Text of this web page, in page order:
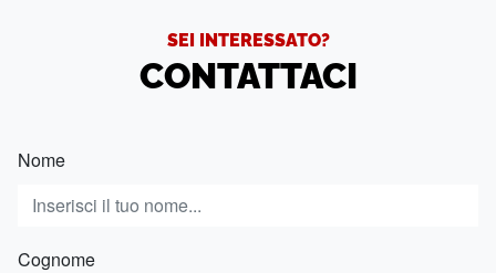
SEI INTERESSATO?
CONTATTACI
Nome
Cognome